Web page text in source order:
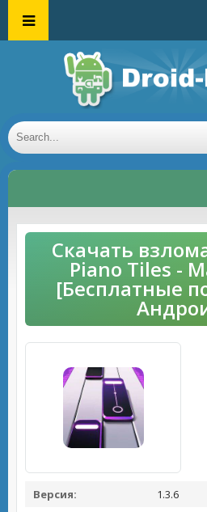
Скачать
Piano Tiles -
[Бесплатные
Версия:
1.3.6